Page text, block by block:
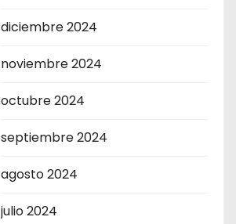
diciembre 2024
noviembre 2024
octubre 2024
septiembre 2024
agosto 2024
julio 2024